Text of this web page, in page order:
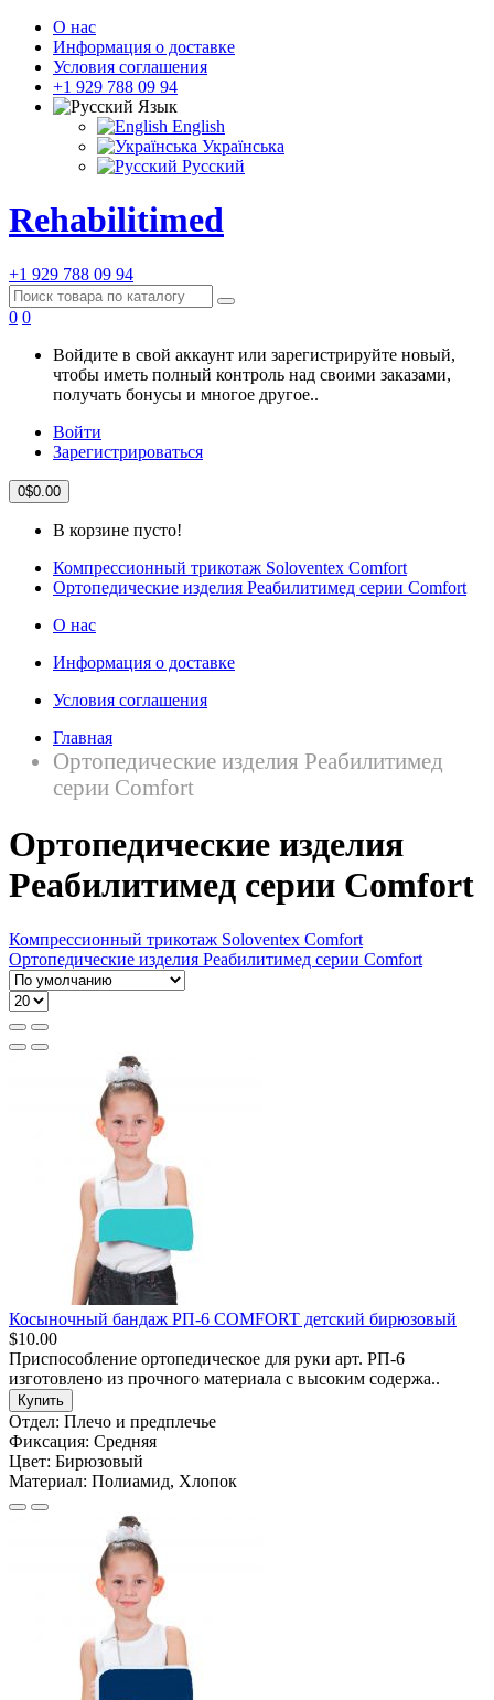
О нас
Информация о доставке
Условия соглашения
+1 929 788 09 94
Язык
English
Українська
Русский
Rehabilitimed
+1 929 788 09 94
0 0
Войдите в свой аккаунт или зарегистрируйте новый,
чтобы иметь полный контроль над своими заказами,
получать бонусы и многое другое..
Войти
Зарегистрироваться
0$0.00
В корзине пусто!
Компрессионный трикотаж Soloventex Comfort
Ортопедические изделия Реабилитимед серии Comfort
О нас
Информация о доставке
Условия соглашения
Главная
Ортопедические изделия Реабилитимед
серии Comfort
Ортопедические изделия
Реабилитимед серии Comfort
Компрессионный трикотаж Soloventex Comfort
Ортопедические изделия Реабилитимед серии Comfort
Косыночный бандаж РП-6 COMFORT детский бирюзовый
$10.00
Приспособление ортопедическое для руки арт. РП-6
изготовлено из прочного материала с высоким содержа..
Купить
Отдел: Плечо и предплечье
Фиксация: Средняя
Цвет: Бирюзовый
Материал: Полиамид, Хлопок